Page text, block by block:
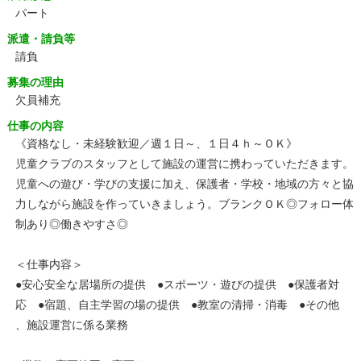
パート
派遣・請負等
請負
募集の理由
欠員補充
仕事の内容
《資格なし・未経験歓迎／週１日～、１日４ｈ～ＯＫ》
児童クラブのスタッフとして施設の運営に携わっていただきます。
児童への遊び・学びの支援に加え、保護者・学校・地域の方々と協
力しながら施設を作っていきましょう。ブランクＯＫ◎フォロー体
制あり◎働きやすさ◎
＜仕事内容＞
●安心安全な居場所の提供 ●スポーツ・遊びの提供 ●保護者対
応 ●宿題、自主学習の場の提供 ●教室の清掃・消毒 ●その他
、施設運営に係る業務